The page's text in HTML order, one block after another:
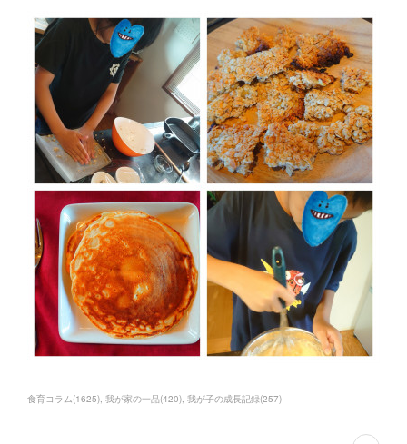
食育コラム(1625) 我が家の一品(420) 我が子の成長記録(257)